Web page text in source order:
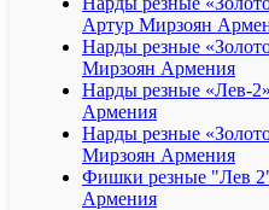
Артур Мирзоян
Нарды резные
Мирзоян Армения
Нарды резные «Лев-
Армения
Нарды резные
Мирзоян Армения
Фишки резные "Лев
Армения